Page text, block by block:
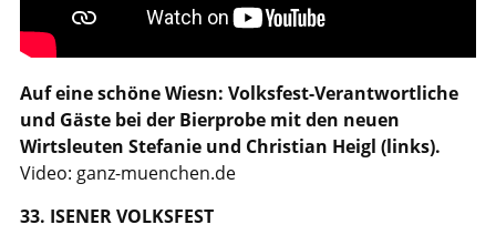
Auf eine schöne Wiesn: Volksfest-Verantwortliche
und Gäste bei der Bierprobe mit den neuen
Wirtsleuten Stefanie und Christian Heigl (links).
Video: ganz-muenchen.de
33. ISENER VOLKSFEST